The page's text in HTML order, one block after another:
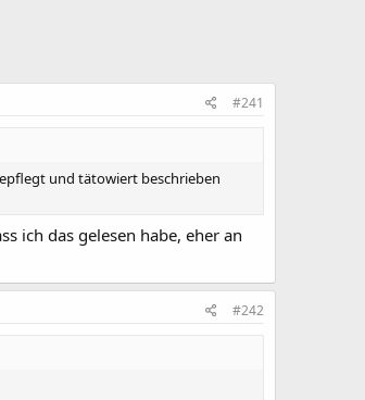
#241
und tätowiert beschrieben
ich das gelesen habe, eher an
#242